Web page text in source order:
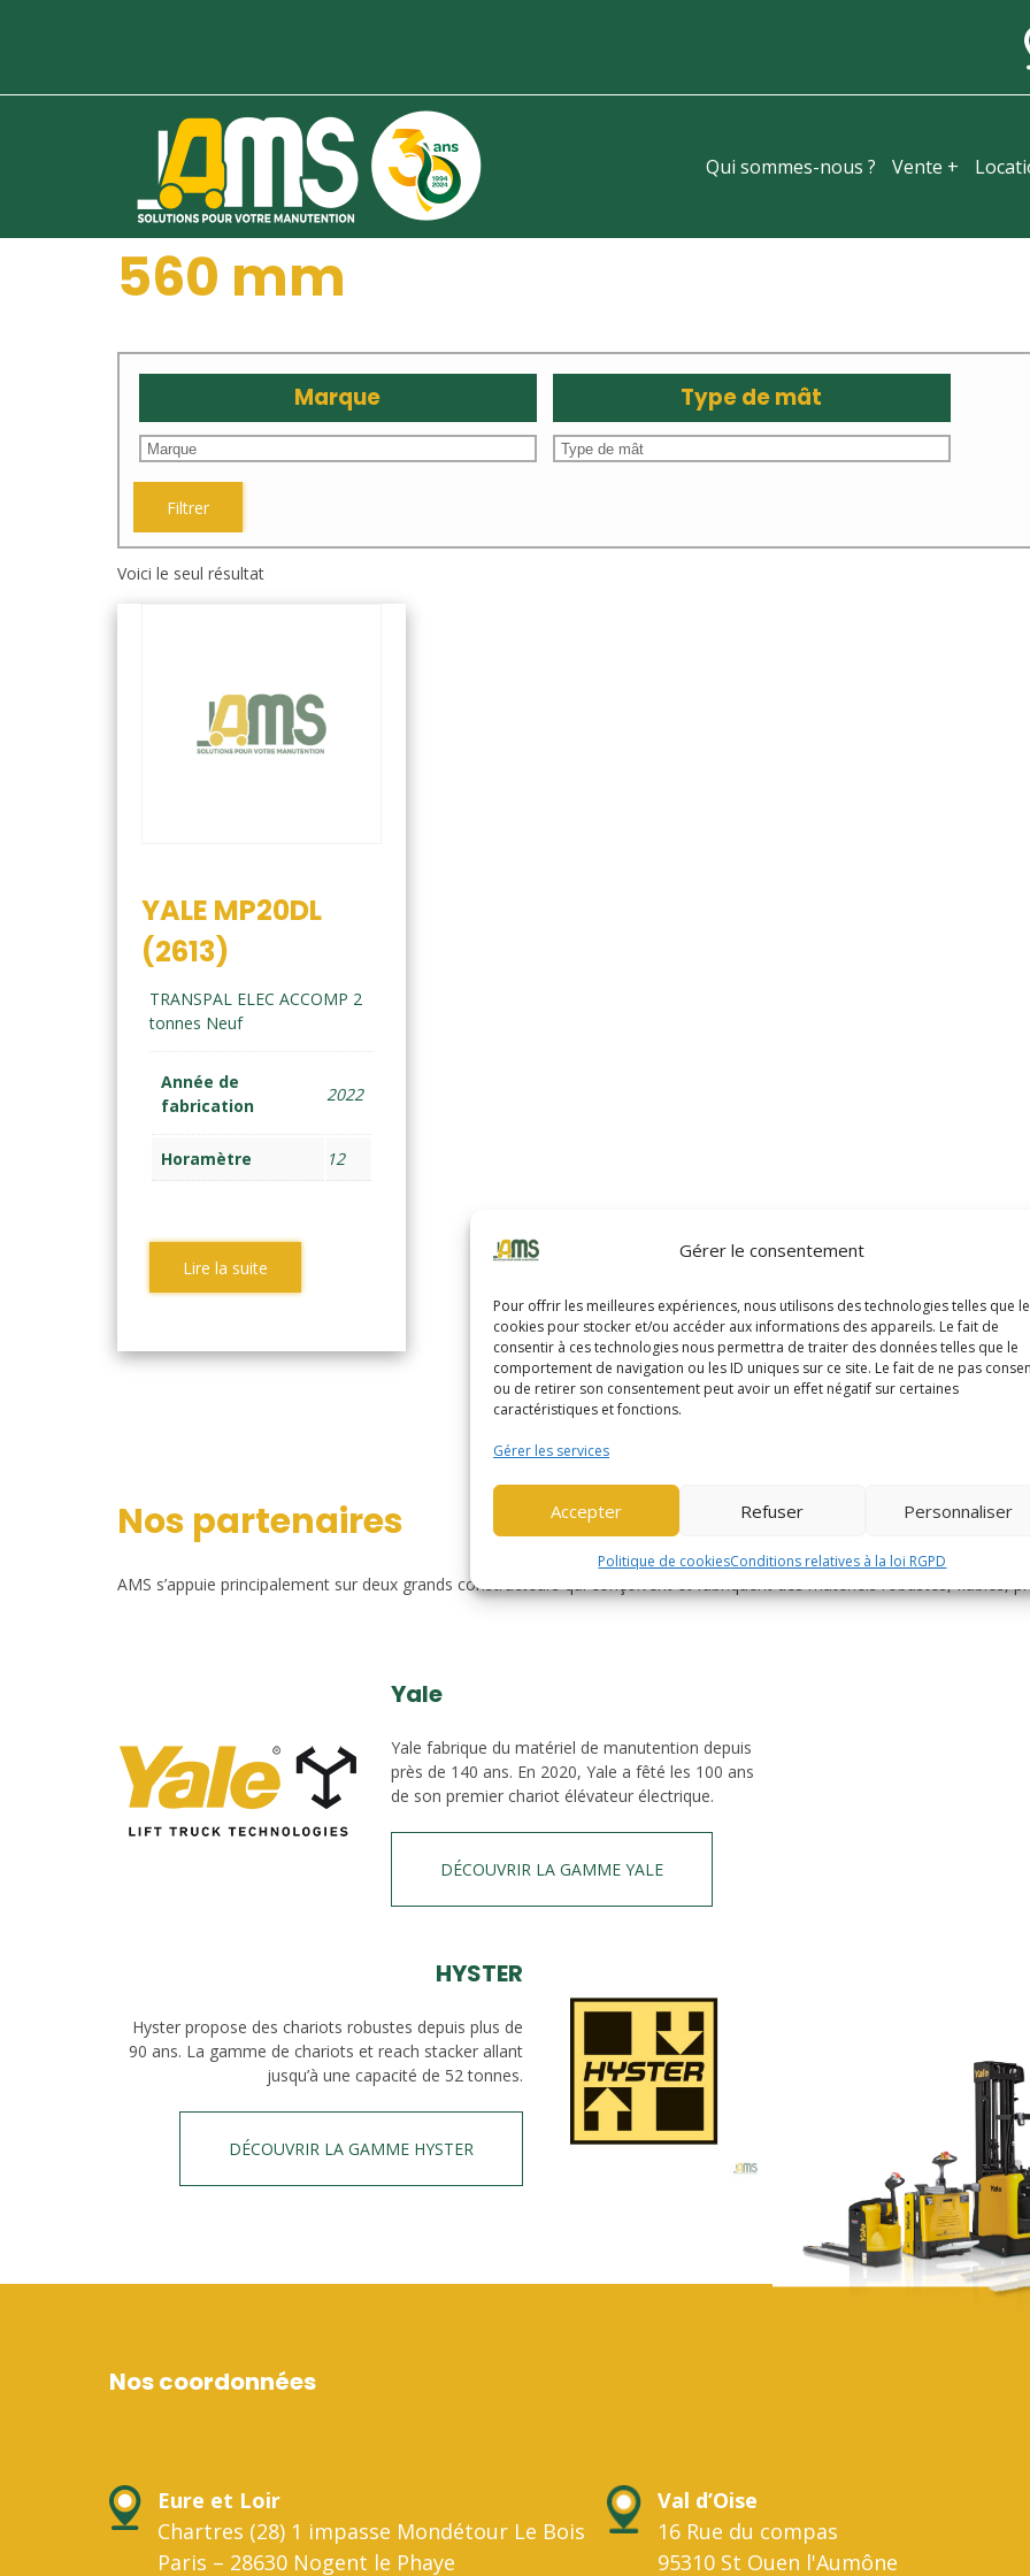
Gérer le consentement
Pour offrir les meilleures expériences, nous utilisons des technologies telles que
cookies pour stocker et/ou accéder aux informations des appareils. Le fait de
consentir à ces technologies nous permettra de traiter des données telles que le
comportement de navigation ou les ID uniques sur ce site. Le fait de ne pas
ou de retirer son consentement peut avoir un effet négatif sur certaines
caractéristiques et fonctions.
Gérer les services
Accepter Refuser Personnaliser
Politique de cookiesConditions relatives à la loi RGPD
Qui sommes-nous ? Vente +
560 mm
Marque Type de mât
Filtrer
Voici le seul résultat
YALE MP20DL
(2613)
TRANSPAL ELEC ACCOMP 2
tonnes Neuf
Année de
fabrication
2022
Horamètre 12
Lire la suite
Nos partenaires
AMS s’appuie principalement sur deux grands constructeurs qui conçoivent et fabriquent des matériels robustes, fiables,
Yale
Yale fabrique du matériel de manutention depuis
près de 140 ans. En 2020, Yale a fêté les 100 ans
de son premier chariot élévateur électrique.
DÉCOUVRIR LA GAMME YALE
HYSTER
Hyster propose des chariots robustes depuis plus de
90 ans. La gamme de chariots et reach stacker allant
jusqu’à une capacité de 52 tonnes.
DÉCOUVRIR LA GAMME HYSTER
Nos coordonnées
Eure et Loir
Chartres (28) 1 impasse Mondétour Le Bois
Paris – 28630 Nogent le Phaye
Val d’Oise
16 Rue du compas
95310 St Ouen l'Aumône